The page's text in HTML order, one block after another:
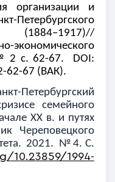
организации и
(1884–1917)//
2 с. 62-67. DOI:
62-67 (ВАК).
семейного
ХХ в. и путях
Череповецкого
2021. № 4. С.
10.23859/1994-